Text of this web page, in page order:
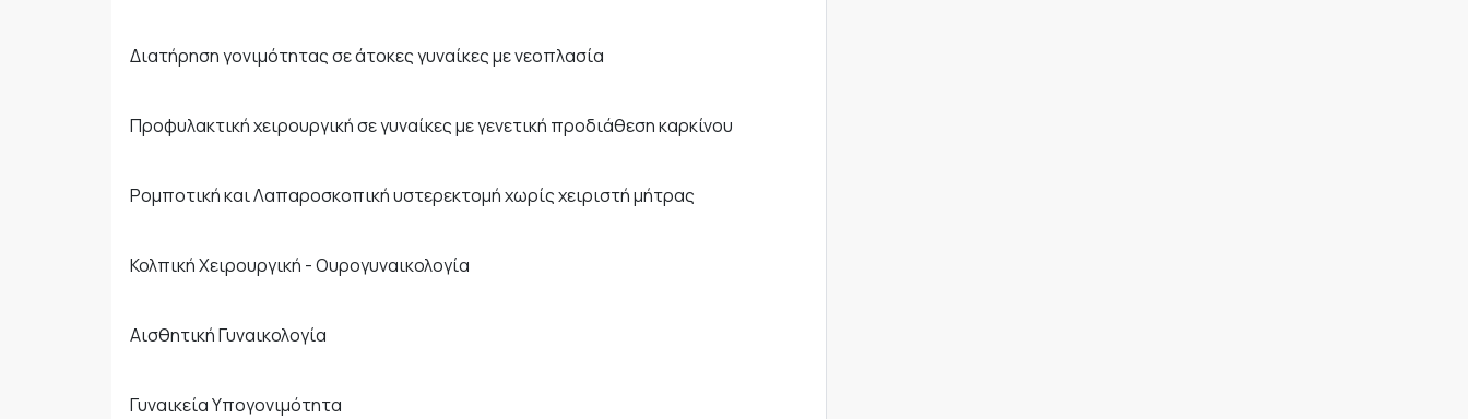
Διατήρηση γονιμότητας σε άτοκες γυναίκες με νεοπλασία
Προφυλακτική χειρουργική σε γυναίκες με γενετική προδιάθεση καρκίνου
Ρομποτική και Λαπαροσκοπική υστερεκτομή χωρίς χειριστή μήτρας
Κολπική Χειρουργική - Ουρογυναικολογία
Αισθητική Γυναικολογία
Γυναικεία Υπογονιμότητα